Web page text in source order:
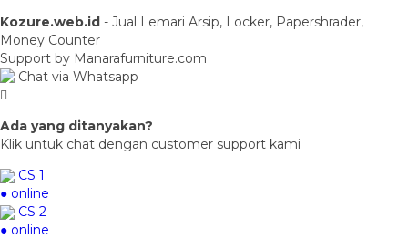
Kozure.web.id - Jual Lemari Arsip, Locker, Papershrader,
Money Counter
Support by Manarafurniture.com
Chat via Whatsapp
Ada yang ditanyakan?
Klik untuk chat dengan customer support kami
CS 1
● online
CS 2
● online